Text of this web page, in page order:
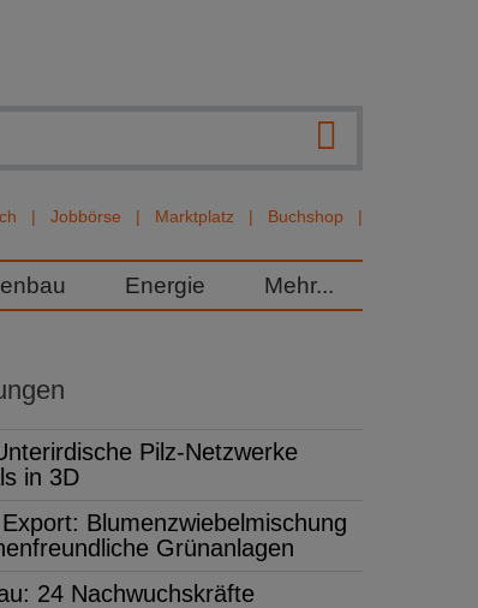
Jobbörse Marktplatz Buchshop
Energie Mehr...
Pilz-Netzwerke
in 3D
Blumenzwiebelmischung
Grünanlagen
24 Nachwuchskräfte